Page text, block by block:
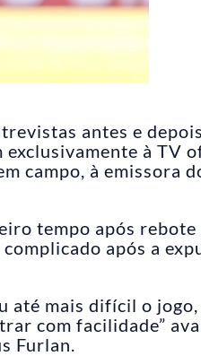
antes e
à TV
campo, à emissora
tempo após rebote
após a
até mais difícil o jogo,
com facilidade”
Furlan.